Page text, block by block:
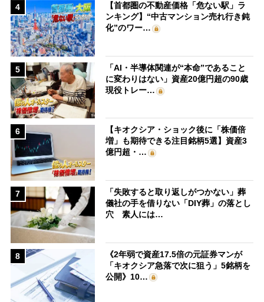
4
【首都圏の不動産価格「危ない駅」ラ
ンキング】“中古マンション売れ行き鈍
化”のワー…
5
「AI・半導体関連が“本命”であること
に変わりはない」資産20億円超の90歳
現役トレー…
6
【キオクシア・ショック後に「株価倍
増」も期待できる注目銘柄5選】資産3
億円超・…
7
「失敗すると取り返しがつかない」葬
儀社の手を借りない「DIY葬」の落とし
穴 素人には…
8
《2年弱で資産17.5倍の元証券マンが
「キオクシア急落で次に狙う」5銘柄を
公開》10…